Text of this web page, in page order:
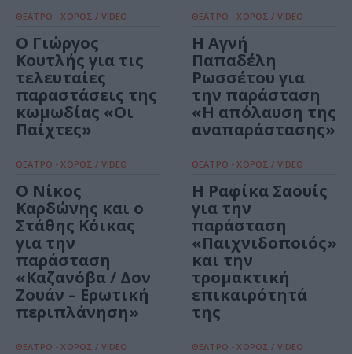
ΘΕΑΤΡΟ - ΧΟΡΟΣ / VIDEO
Ο Γιώργος
Κουτλής για τις
τελευταίες
παραστάσεις της
κωμωδίας «Οι
Παίχτες»
ΘΕΑΤΡΟ - ΧΟΡΟΣ / VIDEO
Η Αγνή
Παπαδέλη
Ρωσσέτου για
την παράσταση
«Η απόλαυση της
αναπαράστασης»
ΘΕΑΤΡΟ - ΧΟΡΟΣ / VIDEO
Ο Νίκος
Καρδώνης και ο
Στάθης Κόικας
για την
παράσταση
«Καζανόβα / Δον
Ζουάν – Ερωτική
περιπλάνηση»
ΘΕΑΤΡΟ - ΧΟΡΟΣ / VIDEO
Η Ραφίκα Σαουίς
για την
παράσταση
«Παιχνιδοποιός»
και την
τρομακτική
επικαιρότητά
της
ΘΕΑΤΡΟ - ΧΟΡΟΣ / VIDEO ΘΕΑΤΡΟ - ΧΟΡΟΣ / VIDEO